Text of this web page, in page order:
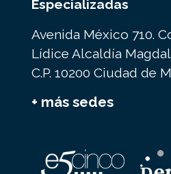
Especializadas
Avenida México 710.
Lídice Alcaldía
C.P. 10200 Ciudad de
+ más sedes